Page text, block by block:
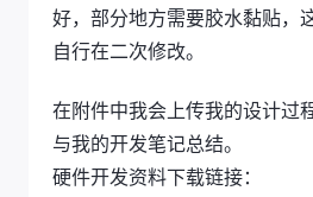
好，部分地方需要胶水黏贴，
自行在二次修改。
在附件中我会上传我的设计过
与我的开发笔记总结。
硬件开发资料下载链接：